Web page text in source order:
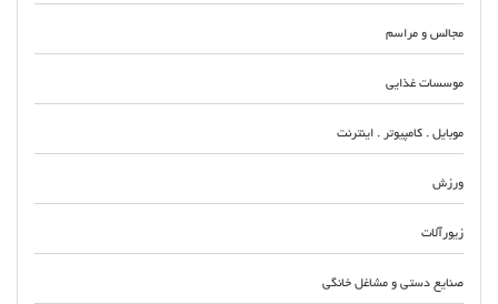
مجالس و مراسم
موسسات غذایی
موبایل . کامپیوتر . اینترنت
ورزش
زیورآلات
صنایع دستی و مشاغل خانگی